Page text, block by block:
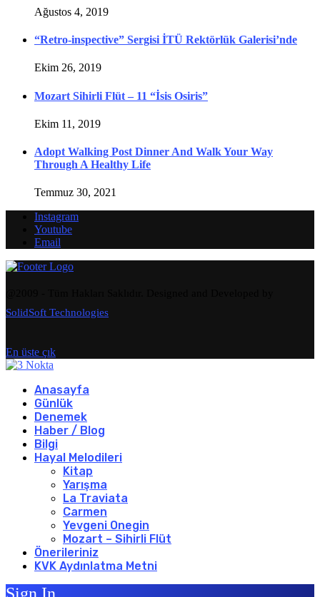
Ağustos 4, 2019
“Retro-inspective” Sergisi İTÜ Rektörlük Galerisi’nde
Ekim 26, 2019
Mozart Sihirli Flüt – 11 “İsis Osiris”
Ekim 11, 2019
Adopt Walking Post Dinner And Walk Your Way
Through A Healthy Life
Temmuz 30, 2021
Instagram
Youtube
Email
SolidSoft Technologies
En üste çık
Anasayfa
Günlük
Denemek
Haber / Blog
Bilgi
Hayal Melodileri
Kitap
Yarışma
La Traviata
Carmen
Yevgeni Onegin
Mozart – Sihirli Flüt
Önerileriniz
KVK Aydınlatma Metni